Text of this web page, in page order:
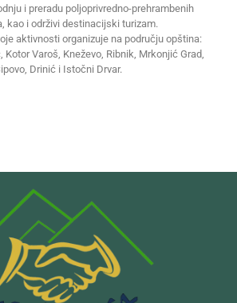
i preradu poljoprivredno-prehrambenih
kao i održivi destinacijski turizam.
aktivnosti organizuje na području opština:
Kotor Varoš, Kneževo, Ribnik, Mrkonjić Grad,
Drinić i Istočni Drvar.